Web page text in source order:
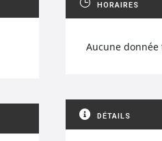
HORAIRES
Aucune donnée
DÉTAILS